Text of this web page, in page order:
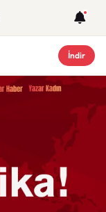
İndir